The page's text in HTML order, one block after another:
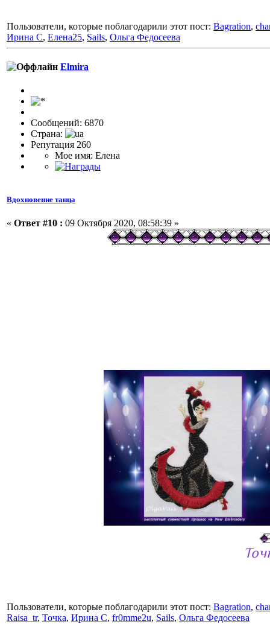
Пользователи, которые поблагодарили этот пост: Bagration,
Ирина С, Елена25, Sails, Ольга Федосеева
Elmira
Сообщений: 6870
Страна:
Репутация 260
Мое имя: Елена
Вдохновение танца
« Ответ #10 : 09 Октября 2020, 08:58:39 »
Пользователи, которые поблагодарили этот пост: Bagration,
Raisa_tr, Точка, Ирина С, fr0mme2u, Sails, Ольга Федосеева